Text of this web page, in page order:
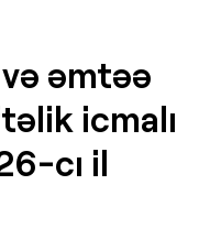
əmtəə
icmalı
cı il